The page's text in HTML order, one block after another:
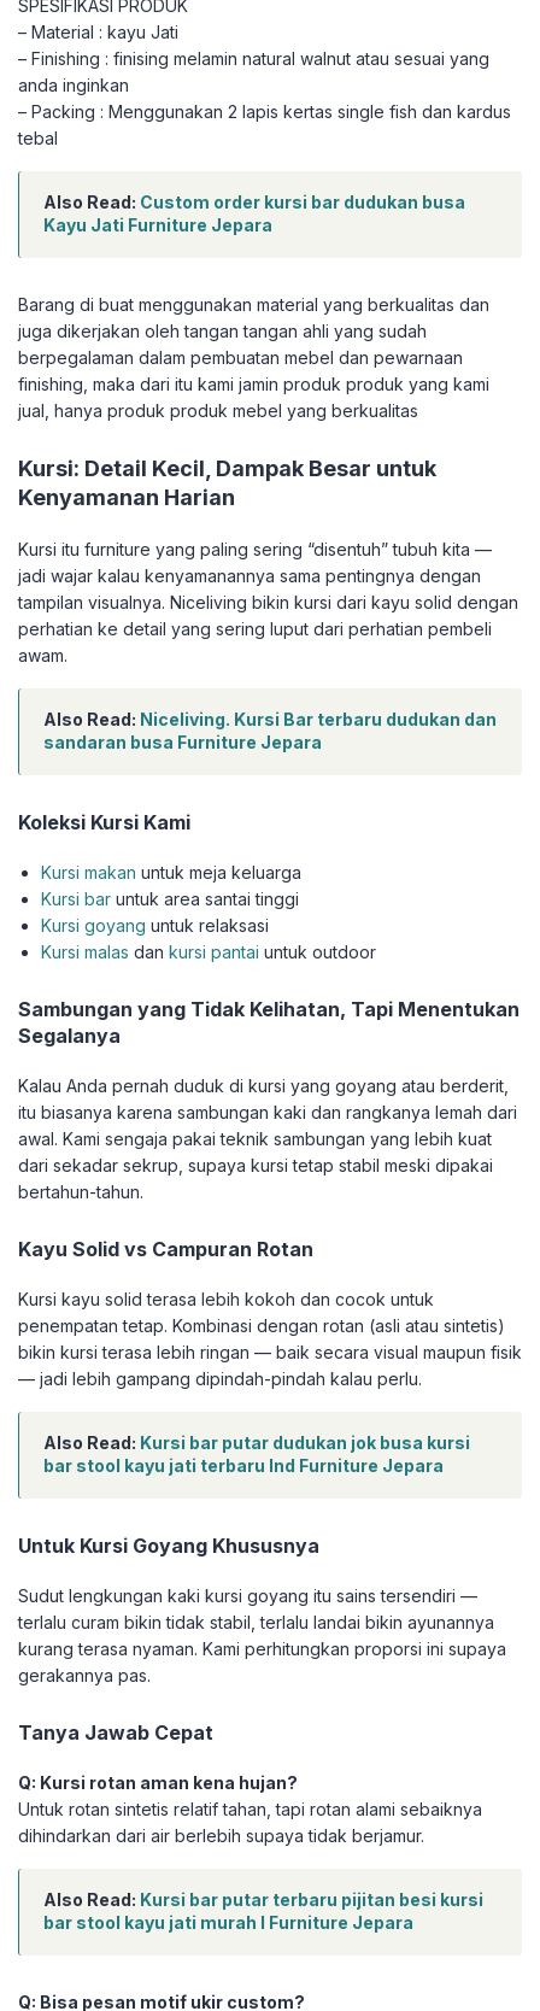
SPESIFIKASI PRODUK
– Material : kayu Jati
– Finishing : finising melamin natural walnut atau sesuai yang
anda inginkan
– Packing : Menggunakan 2 lapis kertas single fish dan kardus
tebal
Also Read: Custom order kursi bar dudukan busa
Kayu Jati Furniture Jepara
Barang di buat menggunakan material yang berkualitas dan
juga dikerjakan oleh tangan tangan ahli yang sudah
berpegalaman dalam pembuatan mebel dan pewarnaan
finishing, maka dari itu kami jamin produk produk yang kami
jual, hanya produk produk mebel yang berkualitas
Kursi: Detail Kecil, Dampak Besar untuk
Kenyamanan Harian
Kursi itu furniture yang paling sering “disentuh” tubuh kita —
jadi wajar kalau kenyamanannya sama pentingnya dengan
tampilan visualnya. Niceliving bikin kursi dari kayu solid dengan
perhatian ke detail yang sering luput dari perhatian pembeli
awam.
Also Read: Niceliving. Kursi Bar terbaru dudukan dan
sandaran busa Furniture Jepara
Koleksi Kursi Kami
Kursi makan untuk meja keluarga
Kursi bar untuk area santai tinggi
Kursi goyang untuk relaksasi
Kursi malas dankursi pantai untuk outdoor
Sambungan yang Tidak Kelihatan, Tapi Menentukan
Segalanya
Kalau Anda pernah duduk di kursi yang goyang atau berderit,
itu biasanya karena sambungan kaki dan rangkanya lemah dari
awal. Kami sengaja pakai teknik sambungan yang lebih kuat
dari sekadar sekrup, supaya kursi tetap stabil meski dipakai
bertahun-tahun.
Kayu Solid vs Campuran Rotan
Kursi kayu solid terasa lebih kokoh dan cocok untuk
penempatan tetap. Kombinasi dengan rotan (asli atau sintetis)
bikin kursi terasa lebih ringan — baik secara visual maupun fisik
— jadi lebih gampang dipindah-pindah kalau perlu.
Also Read: Kursi bar putar dudukan jok busa kursi
bar stool kayu jati terbaru Ind Furniture Jepara
Untuk Kursi Goyang Khususnya
Sudut lengkungan kaki kursi goyang itu sains tersendiri —
terlalu curam bikin tidak stabil, terlalu landai bikin ayunannya
kurang terasa nyaman. Kami perhitungkan proporsi ini supaya
gerakannya pas.
Tanya Jawab Cepat
Q: Kursi rotan aman kena hujan?
Untuk rotan sintetis relatif tahan, tapi rotan alami sebaiknya
dihindarkan dari air berlebih supaya tidak berjamur.
Also Read: Kursi bar putar terbaru pijitan besi kursi
bar stool kayu jati murah I Furniture Jepara
Q: Bisa pesan motif ukir custom?